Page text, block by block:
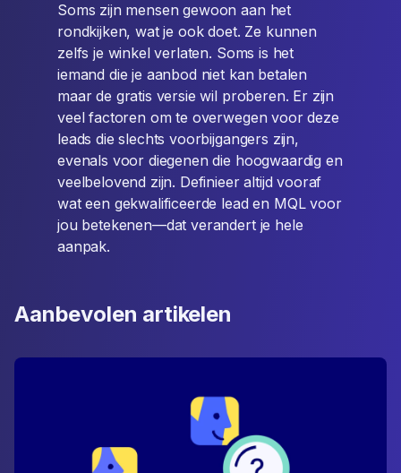
Soms zijn mensen gewoon aan het
rondkijken, wat je ook doet. Ze kunnen
zelfs je winkel verlaten. Soms is het
iemand die je aanbod niet kan betalen
maar de gratis versie wil proberen. Er zijn
veel factoren om te overwegen voor deze
leads die slechts voorbijgangers zijn,
evenals voor diegenen die hoogwaardig en
veelbelovend zijn. Definieer altijd vooraf
wat een gekwalificeerde lead en MQL voor
jou betekenen—dat verandert je hele
aanpak.
Aanbevolen artikelen